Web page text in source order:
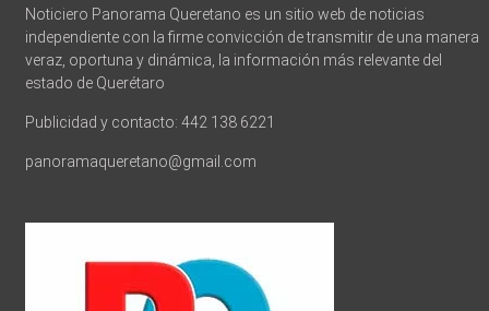
Noticiero Panorama Queretano es un sitio web de noticias
independiente con la firme convicción de transmitir de una manera
veraz, oportuna y dinámica, la información más relevante del
estado de Querétaro
Publicidad y contacto: 442 138 6221
panoramaqueretano@gmail.com